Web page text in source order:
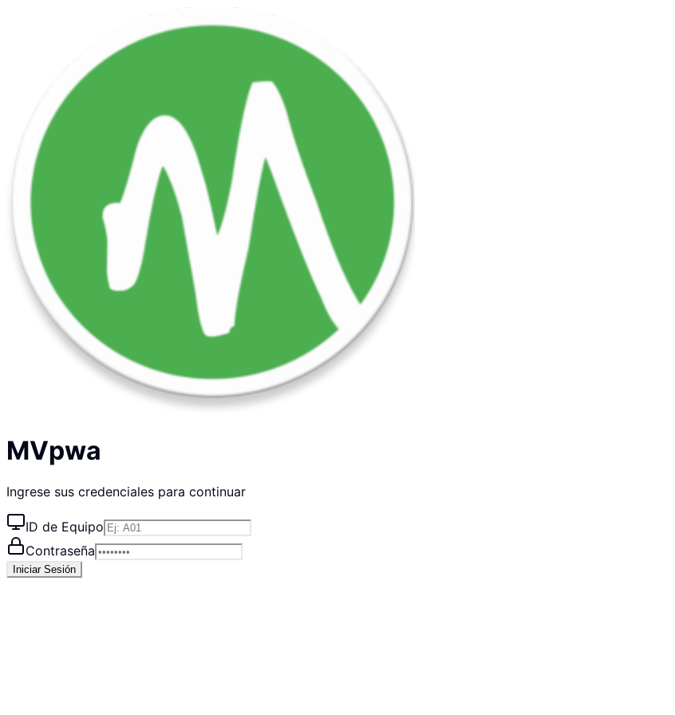
MVpwa
Ingrese sus credenciales para continuar
ID de Equipo
Contraseña
Iniciar Sesión